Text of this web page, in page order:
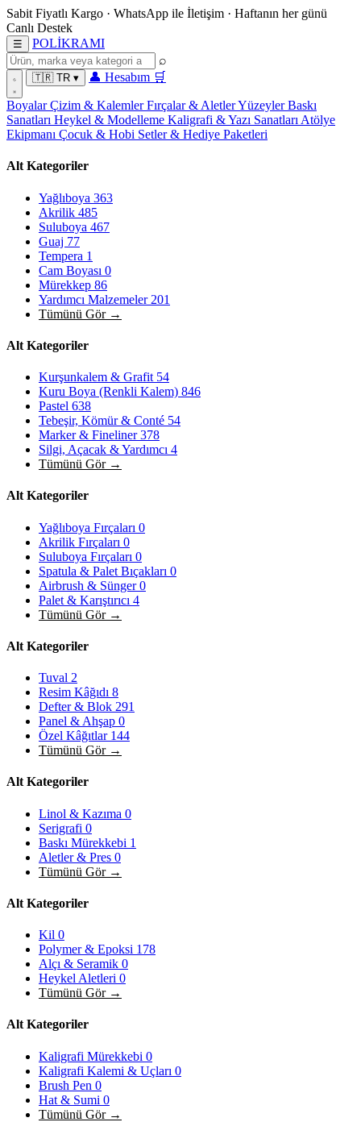
Sabit Fiyatlı Kargo · WhatsApp ile İletişim · Haftanın her günü
Canlı Destek
☰ POLİKRAMI
⌕
🇹🇷 TR ▾ 👤 Hesabım 🛒
BoyalarÇizim & KalemlerFırçalar & AletlerYüzeylerBaskı
Sanatları Heykel & Modelleme Kaligrafi & Yazı Sanatları Atölye
Ekipmanı Çocuk & Hobi Setler & Hediye Paketleri
Alt Kategoriler
Yağlıboya 363
Akrilik 485
Suluboya 467
Guaj 77
Tempera 1
Cam Boyası 0
Mürekkep 86
Yardımcı Malzemeler 201
Tümünü Gör →
Alt Kategoriler
Kurşunkalem & Grafit 54
Kuru Boya (Renkli Kalem) 846
Pastel 638
Tebeşir, Kömür & Conté 54
Marker & Fineliner378
Silgi, Açacak & Yardımcı 4
Tümünü Gör →
Alt Kategoriler
Yağlıboya Fırçaları 0
Akrilik Fırçaları 0
Suluboya Fırçaları 0
Spatula & Palet Bıçakları 0
Airbrush & Sünger0
Palet & Karıştırıcı 4
Tümünü Gör →
Alt Kategoriler
Tuval 2
Resim Kâğıdı 8
Defter & Blok 291
Panel & Ahşap 0
Özel Kâğıtlar 144
Tümünü Gör →
Alt Kategoriler
Linol & Kazıma 0
Serigrafi 0
Baskı Mürekkebi 1
Aletler & Pres 0
Tümünü Gör →
Alt Kategoriler
Kil 0
Polymer & Epoksi 178
Alçı & Seramik 0
Heykel Aletleri 0
Tümünü Gör →
Alt Kategoriler
Kaligrafi Mürekkebi 0
Kaligrafi Kalemi & Uçları 0
Brush Pen 0
Hat & Sumi 0
Tümünü Gör →